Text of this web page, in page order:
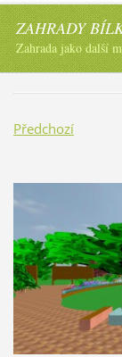
ZAHRADY
Zahrada jako další
Předchozí